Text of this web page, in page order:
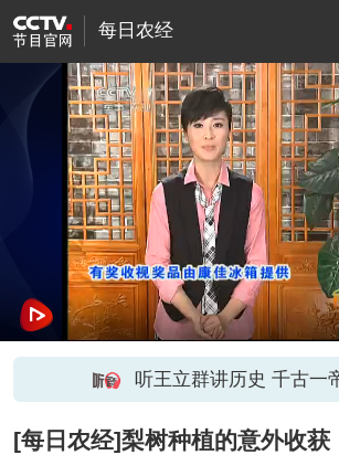
每日农经
听王立群讲历史 千古一
[每日农经]梨树种植的意外收获